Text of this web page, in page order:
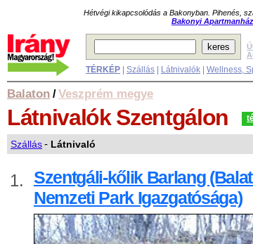
Hétvégi kikapcsolódás a Bakonyban. Pihenés,
Bakonyi Apartmanház
TÉRKÉP Szállás Látnivalók Wellness,
Balaton /Veszprém megye
Látnivalók Szentgálon
Szállás- Látnivaló
1. Szentgáli-kőlik Barlang
Nemzeti Park Igazgatósága)